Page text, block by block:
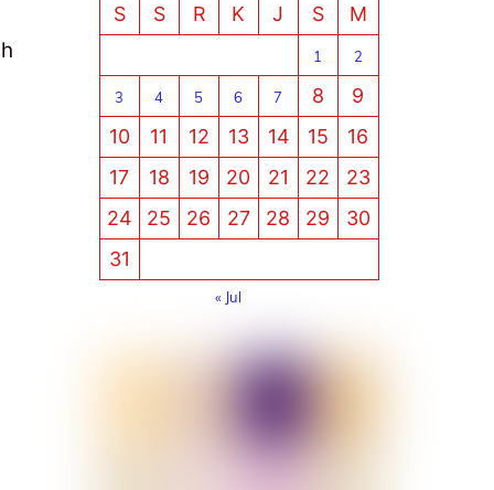
S
S R K J S M
1 2
3 4 5 6 7 8
9
10
11 12 13 14 15
16
17
18 19 20 21 22
23
24
25 26 27 28 29
30
31
« Jul